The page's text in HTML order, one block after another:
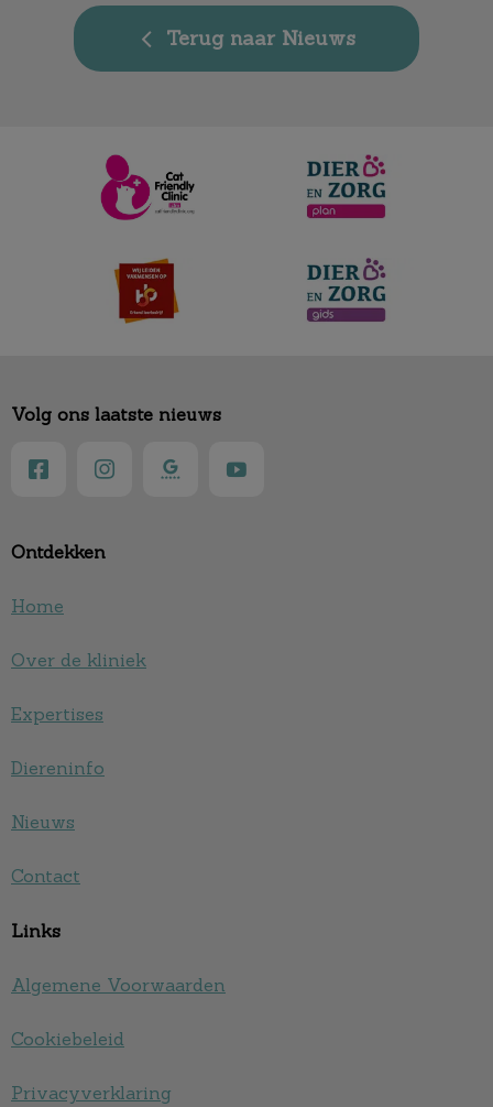
Terug naar Nieuws
Ontdekken
Home
Over de kliniek
Expertises
Diereninfo
Nieuws
Contact
Links
Algemene Voorwaarden
Cookiebeleid
Privacyverklaring
Volg ons laatste nieuws